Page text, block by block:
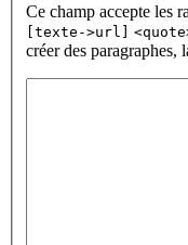
Ce champ accepte les
[texte->url]
créer des paragraphes,